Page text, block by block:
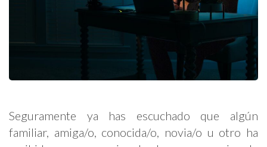
Seguramente ya has escuchado que algún
familiar, amiga/o, conocida/o, novia/o u otro ha